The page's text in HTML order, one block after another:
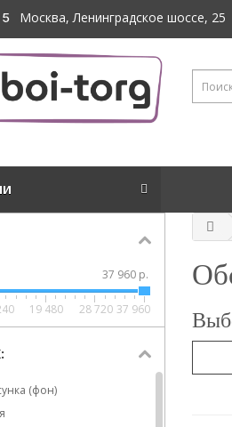
Москва, Ленинградское шоссе, 25
37 960 р.
19 480 28 720 37 960
(фон)